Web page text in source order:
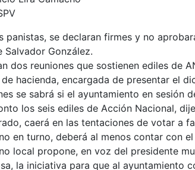
panistas, se declaran firmes y no
Salvador González.
dos reuniones que sostienen ediles de
hacienda, encargada de presentar el
se sabrá si el ayuntamiento en sesión
los seis ediles de Acción Nacional,
caerá en las tentaciones de votar a
en turno, deberá al menos contar con
local propone, en voz del presidente
la iniciativa para que al ayuntamiento